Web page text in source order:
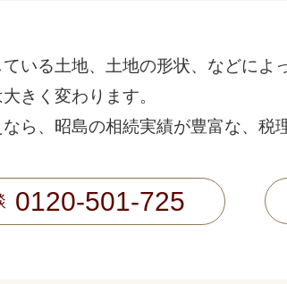
いる土地、土地の形状、などによ
きく変わります。
ら、昭島の相続実績が豊富な、税
0120-501-725